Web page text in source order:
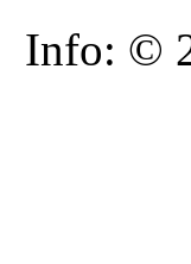
Info: ©